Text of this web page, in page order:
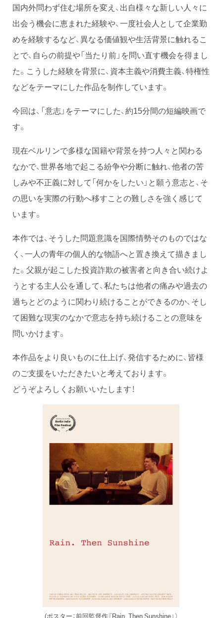
国内外問わず住む場所を変え、出自様々な新しい人々に
出会う機会に恵まれた経験や、一度社会人として企業勤
めを経験するなど、異なる価値観や生活背景に触れるこ
とで、自らの前提や「当たり前」を問い直す機会を得まし
た。こうした経験を背景に、資本主義や消費主義、特権性
などをテーマにした作品を制作しています。
今回は、「意志」をテーマにした、約15分間の短編映画で
す。
現在ベルリンで多様な国籍や背景を持つ人々と関わる
なかで、世界各地で起こる紛争や分断に触れ、他者の苦
しみや不正義に対して「何かをしたい」と願う意志と、そ
の思いを実際の行動へ移すことの難しさを強く感じて
います。
本作では、そうした問題意識を国際情勢そのものではな
く、一人の青年の個人的な物語へと置き換えて描きまし
た。父親が起こした投資詐欺の被害者と向き合い続けよ
うとする主人公を通して、私たちは他者の痛みや過去の
過ちとどのように関わり続けることができるのか、そし
て困難な現実のなかで意志を持ち続けることの意味を
問いかけます。
本作品をより良いものに仕上げ、発信するために、皆様
のご支援をいただきたいと考えております。
どうぞよろしくお願いいたします！
(ポスター：前回監督作『Rain. Then Sunshine』）